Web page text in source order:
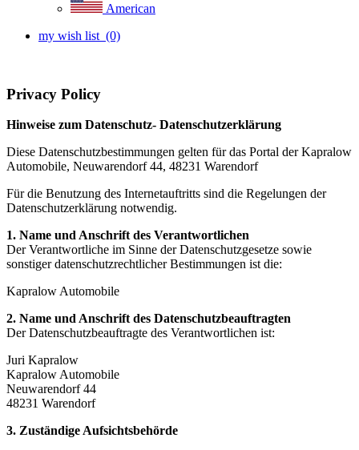
American
my wish list (0)
Privacy Policy
Hinweise zum Datenschutz- Datenschutzerklärung
Diese Datenschutzbestimmungen gelten für das Portal der Kapralow
Automobile, Neuwarendorf 44, 48231 Warendorf
Für die Benutzung des Internetauftritts sind die Regelungen der
Datenschutzerklärung notwendig.
1. Name und Anschrift des Verantwortlichen
Der Verantwortliche im Sinne der Datenschutzgesetze sowie
sonstiger datenschutzrechtlicher Bestimmungen ist die:
Kapralow Automobile
2. Name und Anschrift des Datenschutzbeauftragten
Der Datenschutzbeauftragte des Verantwortlichen ist:
Juri Kapralow
Kapralow Automobile
Neuwarendorf 44
48231 Warendorf
3. Zuständige Aufsichtsbehörde